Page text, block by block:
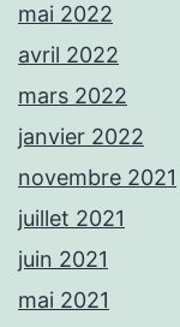
mai 2022
avril 2022
mars 2022
janvier 2022
novembre 2021
juillet 2021
juin 2021
mai 2021